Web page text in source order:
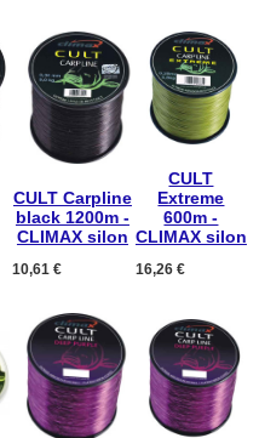
CULT Carpline
black 1200m -
CLIMAX silon
10,61 €
CULT
Extreme
600m -
CLIMAX silon
16,26 €